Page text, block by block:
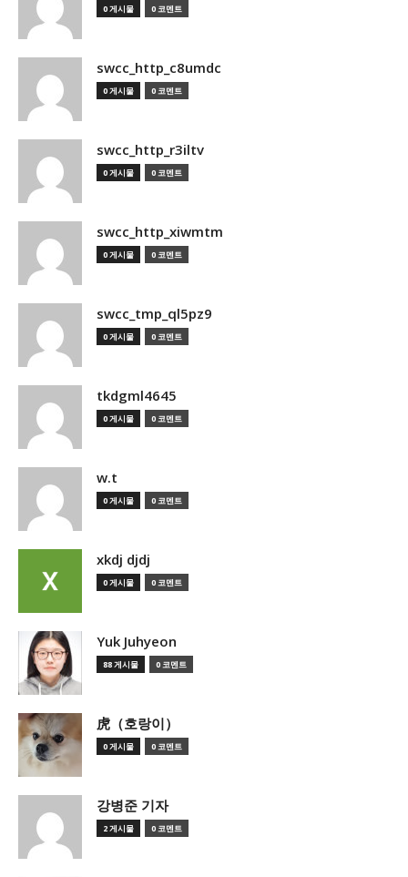
0 게시물 0 코멘트
swcc_http_c8umdc
0 게시물 0 코멘트
swcc_http_r3iltv
0 게시물 0 코멘트
swcc_http_xiwmtm
0 게시물 0 코멘트
swcc_tmp_ql5pz9
0 게시물 0 코멘트
tkdgml4645
0 게시물 0 코멘트
w.t
0 게시물 0 코멘트
xkdj djdj
0 게시물 0 코멘트
Yuk Juhyeon
88 게시물 0 코멘트
虎（호랑이）
0 게시물 0 코멘트
강병준 기자
2 게시물 0 코멘트